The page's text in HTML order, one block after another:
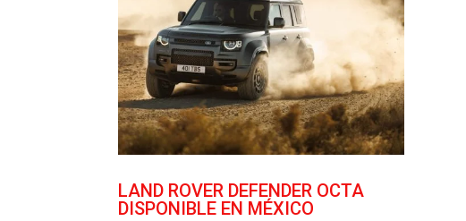
LAND ROVER DEFENDER OCTA
DISPONIBLE EN MÉXICO